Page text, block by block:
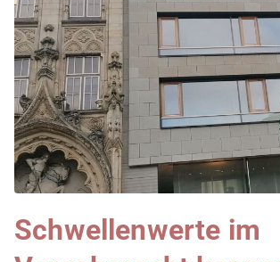
Schwellenwerte im